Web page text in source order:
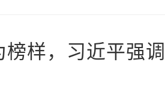
榜样，习近平强